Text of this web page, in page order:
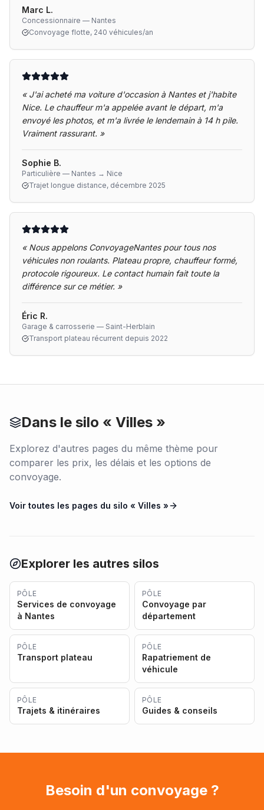
Marc L.
Concessionnaire — Nantes
Convoyage flotte, 240 véhicules/an
« J'ai acheté ma voiture d'occasion à Nantes et j'habite
Nice. Le chauffeur m'a appelée avant le départ, m'a
envoyé les photos, et m'a livrée le lendemain à 14 h pile.
Vraiment rassurant. »
Sophie B.
Particulière — Nantes → Nice
Trajet longue distance, décembre 2025
« Nous appelons ConvoyageNantes pour tous nos
véhicules non roulants. Plateau propre, chauffeur formé,
protocole rigoureux. Le contact humain fait toute la
différence sur ce métier. »
Éric R.
Garage & carrosserie — Saint-Herblain
Transport plateau récurrent depuis 2022
Dans le silo « Villes »
Explorez d'autres pages du même thème pour
comparer les prix, les délais et les options de
convoyage.
Voir toutes les pages du silo « Villes »
Explorer les autres silos
PÔLE
Services de convoyage
à Nantes
PÔLE
Convoyage par
département
PÔLE
Transport plateau
PÔLE
Rapatriement de
véhicule
PÔLE
Trajets & itinéraires
PÔLE
Guides & conseils
Besoin d'un convoyage ?